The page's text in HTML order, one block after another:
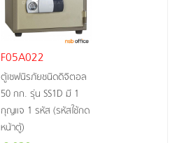
F05A022
ตู้เซฟนิรภัยชนิดดิจิตอล
50 กก. รุ่น SS1D มี 1
กุญแจ 1 รหัส (รหัสใช้กด
หน้าตู้)